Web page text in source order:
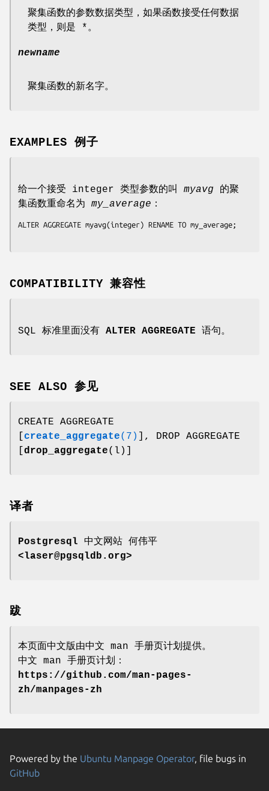
聚集函数的参数数据类型，如果函数接受任何数据
类型，则是 *。
newname
聚集函数的新名字。
EXAMPLES 例子
给一个接受 integer 类型参数的叫 myavg 的聚
集函数重命名为 my_average ：
ALTER AGGREGATE myavg(integer) RENAME TO my_average;
COMPATIBILITY 兼容性
SQL 标准里面没有 ALTER AGGREGATE 语句。
SEE ALSO 参见
CREATE AGGREGATE
create_aggregate(7)
], DROP AGGREGATE
drop_aggregate(l)]
译者
Postgresql 中文网站 何伟平
<laser@pgsqldb.org>
跋
本页面中文版由中文 man 手册页计划提供。
中文 man 手册页计划：
https://github.com/man-pages-
zh/manpages-zh
Powered by the Ubuntu Manpage Operator, file bugs in
GitHub